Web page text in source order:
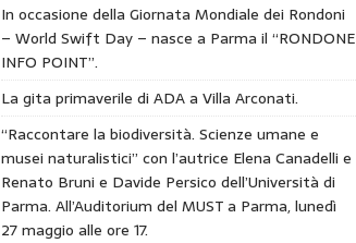
In occasione della Giornata Mondiale dei Rondoni
– World Swift Day – nasce a Parma il “RONDONE
INFO POINT”.
La gita primaverile di ADA a Villa Arconati.
“Raccontare la biodiversità. Scienze umane e
musei naturalistici” con l’autrice Elena Canadelli e
Renato Bruni e Davide Persico dell’Università di
Parma. All’Auditorium del MUST a Parma, lunedì
27 maggio alle ore 17.